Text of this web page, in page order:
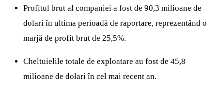
Profitul brut al companiei a fost de 90,3 milioane de
dolari în ultima perioadă de raportare, reprezentând o
marjă de profit brut de 25,5%.
Cheltuielile totale de exploatare au fost de 45,8
milioane de dolari în cel mai recent an.